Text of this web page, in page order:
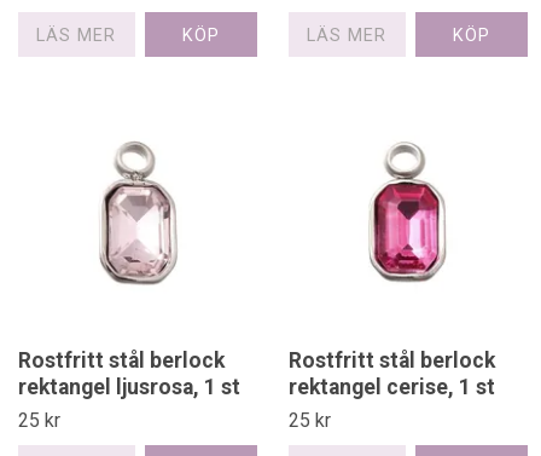
LÄS MER LÄS MER
Rostfritt stål berlock
rektangel ljusrosa, 1 st
25 kr
Rostfritt stål berlock
rektangel cerise, 1 st
25 kr